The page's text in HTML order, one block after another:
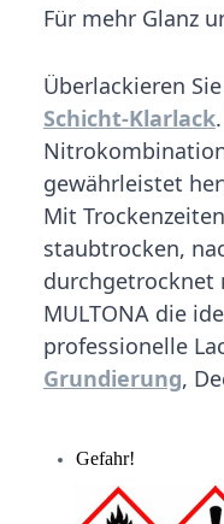
Für mehr Glanz
Überlackieren
Schicht-Klarlack
gewährleistet
Mit
staubtrocken,
durchgetrocknet
MULTONA die
professionelle
Grundierung,
Gefahr!